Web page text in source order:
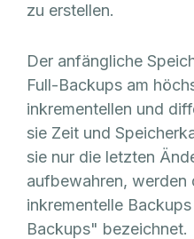
zu erstellen.
Der anfängliche
Full-Backups am
inkrementellen und
sie Zeit und
sie nur die letzten
aufbewahren, werden
inkrementelle
Backups" bezeichnet.